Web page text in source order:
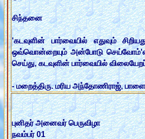
சிந்தனை
'கடவுளின் பார்வையில் எதுவும்
ஒவ்வொன்றையும் அன்போடு
செய்து, கடவுளின் பார்வையில்
- மறைத்திரு. மரிய அந்தோணிராஜ்,
புனிதர் அனைவர் பெருவிழா
நவம்பர் 01